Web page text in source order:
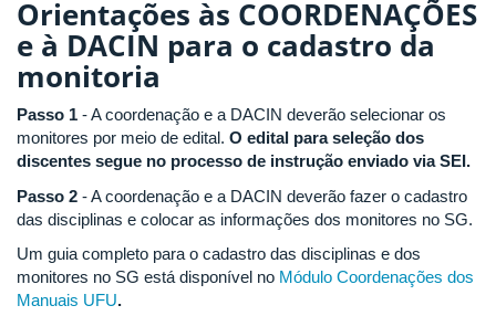
Orientações às COORDENAÇÕES
e à DACIN para o cadastro da
monitoria
Passo 1 - A coordenação e a DACIN deverão selecionar os
monitores por meio de edital. O edital para seleção dos
discentes segue no processo de instrução enviado via SEI.
Passo 2 - A coordenação e a DACIN deverão fazer o cadastro
das disciplinas e colocar as informações dos monitores no SG.
Um guia completo para o cadastro das disciplinas e dos
monitores no SG está disponível no Módulo Coordenações dos
Manuais UFU.